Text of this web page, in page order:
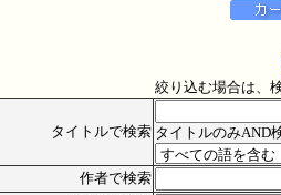
絞り込む場合は、
タイトルで検索 タイトルのみAND
作者で検索